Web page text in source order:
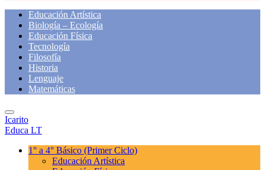
Educación Artística
Biología – Ecología
Educación Física
Tecnología
Filosofía
Historia
Lenguaje
Matemáticas
Icarito
Educa LT
1° a 4° Básico (Primer Ciclo)
Educación Artística